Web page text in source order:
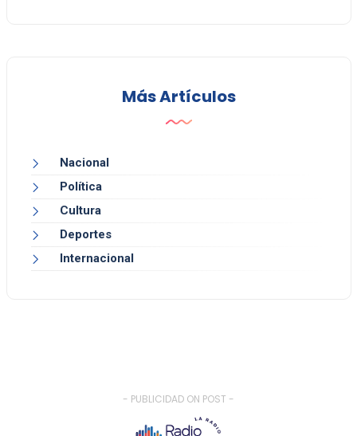
Más Artículos
Nacional
Política
Cultura
Deportes
Internacional
- PUBLICIDAD ON POST -